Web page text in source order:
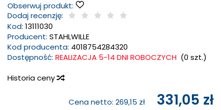
Obserwuj produkt:
Dodaj recenzję:
Kod: 13111030
Producent: STAHLWILLE
Kod producenta: 4018754284320
Dostępność: REALIZACJA 5-14 DNI ROBOCZYCH (0 szt.)
Historia ceny
Cena netto: 269,15 zł 331,05 zł